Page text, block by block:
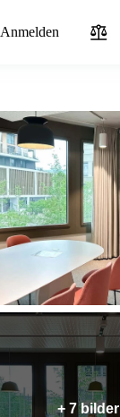
Anmelden
+ 7 bilder